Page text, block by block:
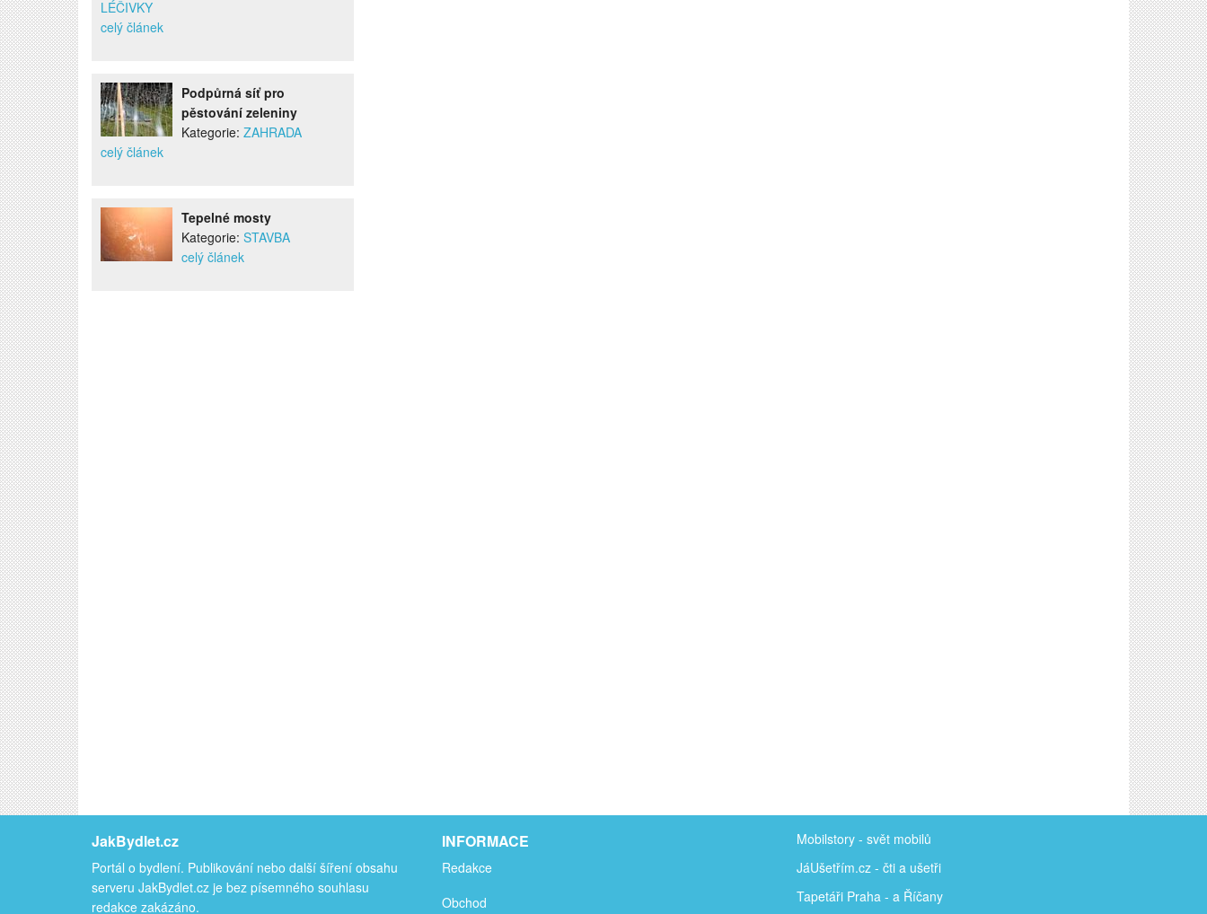
LÉČIVKY
celý článek
Podpůrná síť pro
pěstování zeleniny
Kategorie: ZAHRADA
celý článek
Tepelné mosty
Kategorie: STAVBA
celý článek
JakBydlet.cz
Portál o bydlení. Publikování nebo další šíření obsahu
serveru JakBydlet.cz je bez písemného souhlasu
redakce zakázáno.
INFORMACE
Redakce
Obchod
Mobilstory - svět mobilů
JáUšetřím.cz - čti a ušetři
Tapetáři Praha - a Říčany